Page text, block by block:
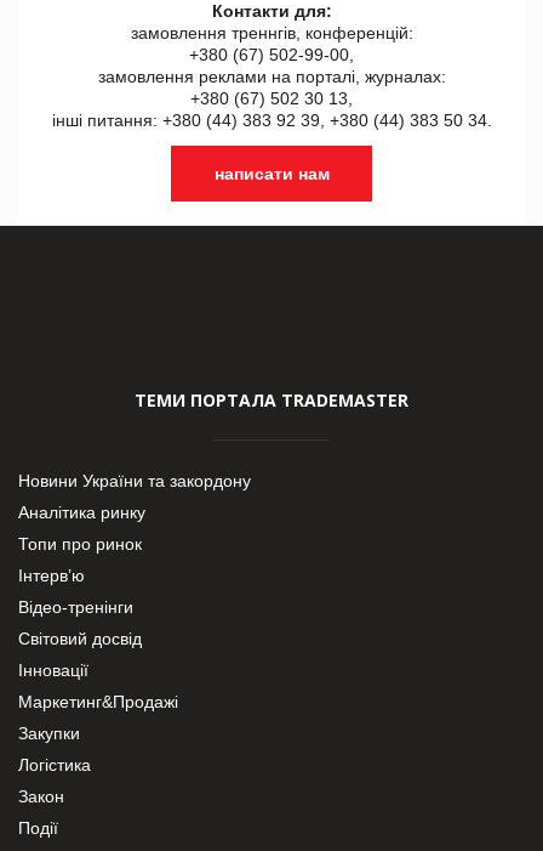
Контакти для:
замовлення треннгів, конференцій:
+380 (67) 502-99-00,
замовлення реклами на порталі, журналах:
+380 (67) 502 30 13,
інші питання: +380 (44) 383 92 39, +380 (44) 383 50 34.
написати нам
ТЕМИ ПОРТАЛА TRADEMASTER
Новини України та закордону
Аналітика ринку
Топи про ринок
Інтерв’ю
Відео-тренінги
Світовий досвід
Інновації
Маркетинг&Продажі
Закупки
Логістика
Закон
Події